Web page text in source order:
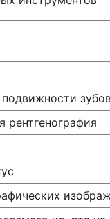
рентгенография